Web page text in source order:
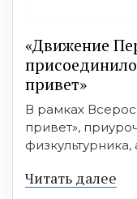
«Движение
привет»
В рамках
привет»,
физкультурника,
Читать далее